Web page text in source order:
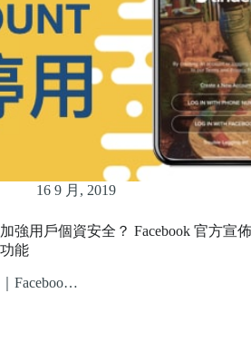
16 9 月, 2019
加強用戶個資安全？ Facebook 官方宣
功能
｜Faceboo…